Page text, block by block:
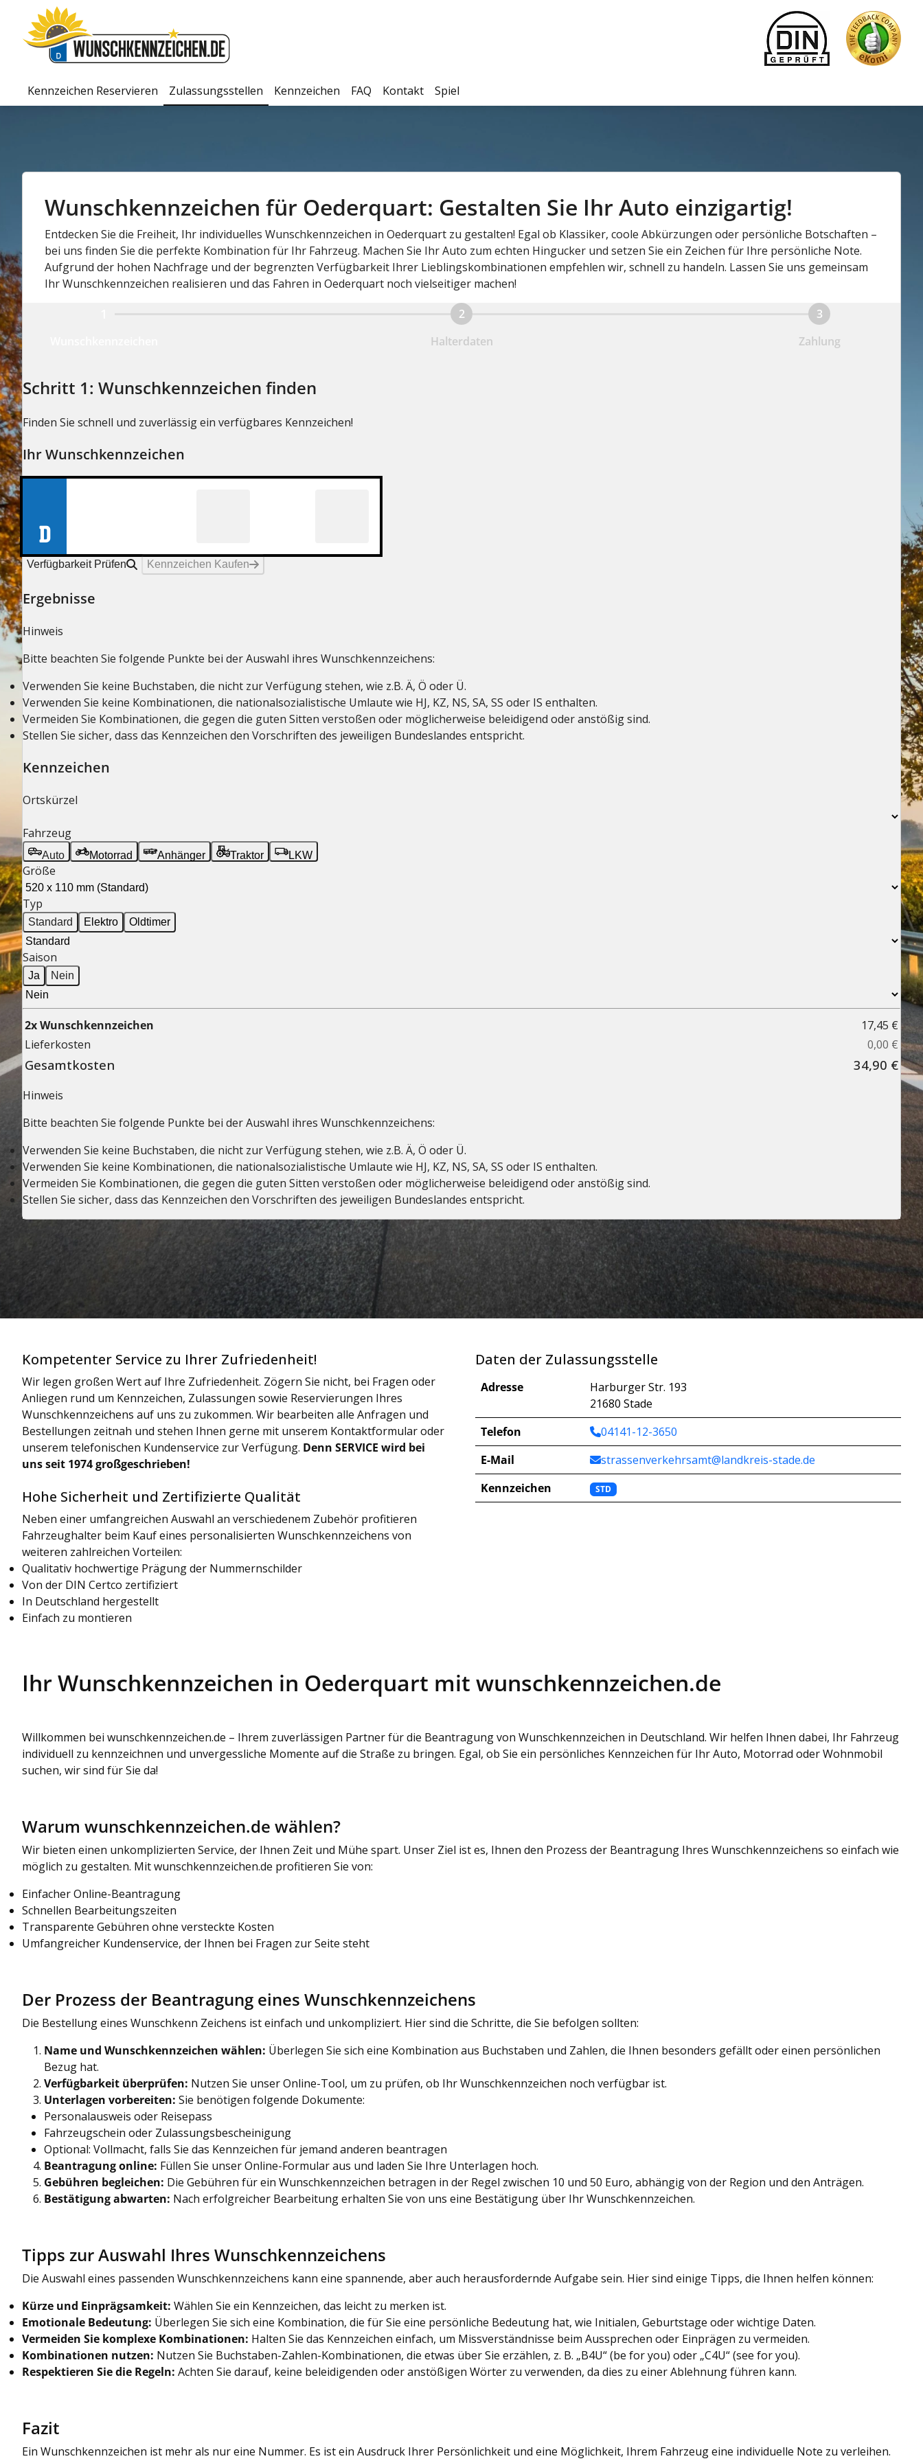
Kennzeichen Reservieren Zulassungsstellen Kennzeichen FAQ Kontakt Spiel
Wunschkennzeichen für Oederquart: Gestalten Sie Ihr Auto einzigartig!
Entdecken Sie die Freiheit, Ihr individuelles Wunschkennzeichen in Oederquart zu gestalten! Egal ob Klassiker, coole Abkürzungen oder persönliche Botschaften –
bei uns finden Sie die perfekte Kombination für Ihr Fahrzeug. Machen Sie Ihr Auto zum echten Hingucker und setzen Sie ein Zeichen für Ihre persönliche Note.
Aufgrund der hohen Nachfrage und der begrenzten Verfügbarkeit Ihrer Lieblingskombinationen empfehlen wir, schnell zu handeln. Lassen Sie uns gemeinsam
Ihr Wunschkennzeichen realisieren und das Fahren in Oederquart noch vielseitiger machen!
Kompetenter Service zu Ihrer Zufriedenheit!
Wir legen großen Wert auf Ihre Zufriedenheit. Zögern Sie nicht, bei Fragen oder
Anliegen rund um Kennzeichen, Zulassungen sowie Reservierungen Ihres
Wunschkennzeichens auf uns zu zukommen. Wir bearbeiten alle Anfragen und
Bestellungen zeitnah und stehen Ihnen gerne mit unserem Kontaktformular oder
unserem telefonischen Kundenservice zur Verfügung. Denn SERVICE wird bei
uns seit 1974 großgeschrieben!
Hohe Sicherheit und Zertifizierte Qualität
Neben einer umfangreichen Auswahl an verschiedenem Zubehör profitieren
Fahrzeughalter beim Kauf eines personalisierten Wunschkennzeichens von
weiteren zahlreichen Vorteilen:
Qualitativ hochwertige Prägung der Nummernschilder
Von der DIN Certco zertifiziert
In Deutschland hergestellt
Einfach zu montieren
Daten der Zulassungsstelle
Adresse
Harburger Str. 193
21680 Stade
Telefon
04141-12-3650
E-Mail
strassenverkehrsamt@landkreis-stade.de
Kennzeichen
STD
Ihr Wunschkennzeichen in Oederquart mit wunschkennzeichen.de
Willkommen bei wunschkennzeichen.de – Ihrem zuverlässigen Partner für die Beantragung von Wunschkennzeichen in Deutschland. Wir helfen Ihnen dabei, Ihr Fahrzeug
individuell zu kennzeichnen und unvergessliche Momente auf die Straße zu bringen. Egal, ob Sie ein persönliches Kennzeichen für Ihr Auto, Motorrad oder Wohnmobil
suchen, wir sind für Sie da!
Warum wunschkennzeichen.de wählen?
Wir bieten einen unkomplizierten Service, der Ihnen Zeit und Mühe spart. Unser Ziel ist es, Ihnen den Prozess der Beantragung Ihres Wunschkennzeichens so einfach wie
möglich zu gestalten. Mit wunschkennzeichen.de profitieren Sie von:
Einfacher Online-Beantragung
Schnellen Bearbeitungszeiten
Transparente Gebühren ohne versteckte Kosten
Umfangreicher Kundenservice, der Ihnen bei Fragen zur Seite steht
Der Prozess der Beantragung eines Wunschkennzeichens
Die Bestellung eines Wunschkenn Zeichens ist einfach und unkompliziert. Hier sind die Schritte, die Sie befolgen sollten:
Name und Wunschkennzeichen wählen: Überlegen Sie sich eine Kombination aus Buchstaben und Zahlen, die Ihnen besonders gefällt oder einen persönlichen
Bezug hat.
Verfügbarkeit überprüfen: Nutzen Sie unser Online-Tool, um zu prüfen, ob Ihr Wunschkennzeichen noch verfügbar ist.
Unterlagen vorbereiten: Sie benötigen folgende Dokumente:
Personalausweis oder Reisepass
Fahrzeugschein oder Zulassungsbescheinigung
Optional: Vollmacht, falls Sie das Kennzeichen für jemand anderen beantragen
Beantragung online: Füllen Sie unser Online-Formular aus und laden Sie Ihre Unterlagen hoch.
Gebühren begleichen: Die Gebühren für ein Wunschkennzeichen betragen in der Regel zwischen 10 und 50 Euro, abhängig von der Region und den Anträgen.
Bestätigung abwarten: Nach erfolgreicher Bearbeitung erhalten Sie von uns eine Bestätigung über Ihr Wunschkennzeichen.
Tipps zur Auswahl Ihres Wunschkennzeichens
Die Auswahl eines passenden Wunschkennzeichens kann eine spannende, aber auch herausfordernde Aufgabe sein. Hier sind einige Tipps, die Ihnen helfen können:
Kürze und Einprägsamkeit: Wählen Sie ein Kennzeichen, das leicht zu merken ist.
Emotionale Bedeutung: Überlegen Sie sich eine Kombination, die für Sie eine persönliche Bedeutung hat, wie Initialen, Geburtstage oder wichtige Daten.
Vermeiden Sie komplexe Kombinationen: Halten Sie das Kennzeichen einfach, um Missverständnisse beim Aussprechen oder Einprägen zu vermeiden.
Kombinationen nutzen: Nutzen Sie Buchstaben-Zahlen-Kombinationen, die etwas über Sie erzählen, z. B. „B4U“ (be for you) oder „C4U“ (see for you).
Respektieren Sie die Regeln: Achten Sie darauf, keine beleidigenden oder anstößigen Wörter zu verwenden, da dies zu einer Ablehnung führen kann.
Fazit
Ein Wunschkennzeichen ist mehr als nur eine Nummer. Es ist ein Ausdruck Ihrer Persönlichkeit und eine Möglichkeit, Ihrem Fahrzeug eine individuelle Note zu verleihen.